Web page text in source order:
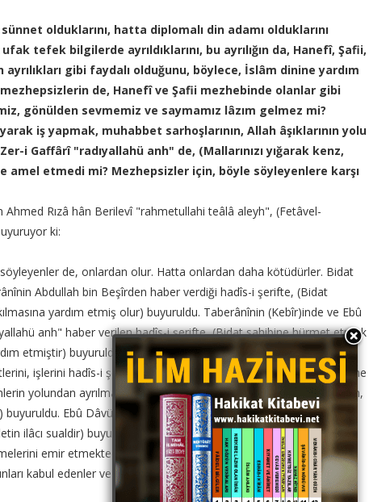
olduklarını, hatta diplomalı din adamı olduklarını
tefek bilgilerde ayrıldıklarını, bu ayrılığın da, Hanefî, Şafii,
gibi faydalı olduğunu, böylece, İslâm dinine yardım
de, Hanefî ve Şafii mezhebinde olanlar gibi
gönülden sevmemiz ve saymamız lâzım gelmez mi?
iş yapmak, muhabbet sarhoşlarının, Allah âşıklarının yolu
i Gaffârî "radıyallahü anh" de, (Mallarınızı yığarak kenz,
amel etmedi mi? Mezhepsizler için, böyle söyleyenlere karşı
Ahmed Rızâ hân Berilevî "rahmetullahi teâlâ aleyh", (Fetâvel-
ki:
de, onlardan olur. Hatta onlardan daha kötüdürler. Bidat
Abdullah bin Beşîrden haber verdiği hadîs-i şerifte, (Bidat
yardım etmiş olur) buyuruldu. Taberânînin (Kebîr)inde ve Ebû
anh" haber verilen hadîs-i şerifte, (Bidat sahibine hürmet etmek
etmiştir) buyuruldu. Böyle hadîs-i şerifler çok vardır. İctihad
işlerini hadîs-i şeriflere uyarak yapması ve dört mezhepten birine
yolundan ayrılmaktır. Nahl sûresinin kırküçüncü âyetinde mealen,
Ebû Dâvüdün Câbir bin Abdullah'tan haber verdiği hadîs-i
ilâcı sualdir) buyuruldu. Bu âyet-i kerime ve hadîs-i şerif,
emir etmektedirler. Buradan anlaşılıyor ki, mezhepsizler için,
kabul edenler ve inananlar da onlardan olur. Dalalette, sapıklıkta